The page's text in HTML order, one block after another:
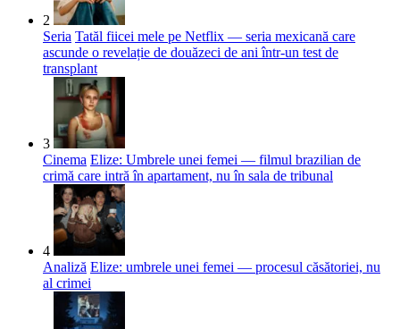
2
Seria Tatăl fiicei mele pe Netflix — seria mexicană care
ascunde o revelație de douăzeci de ani într-un test de
transplant
3
Cinema Elize: Umbrele unei femei — filmul brazilian de
crimă care intră în apartament, nu în sala de tribunal
4
Analiză Elize: umbrele unei femei — procesul căsătoriei, nu
al crimei